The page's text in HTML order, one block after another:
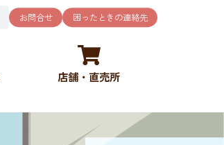
お問合せ 困ったときの連絡先
店舗・直売所